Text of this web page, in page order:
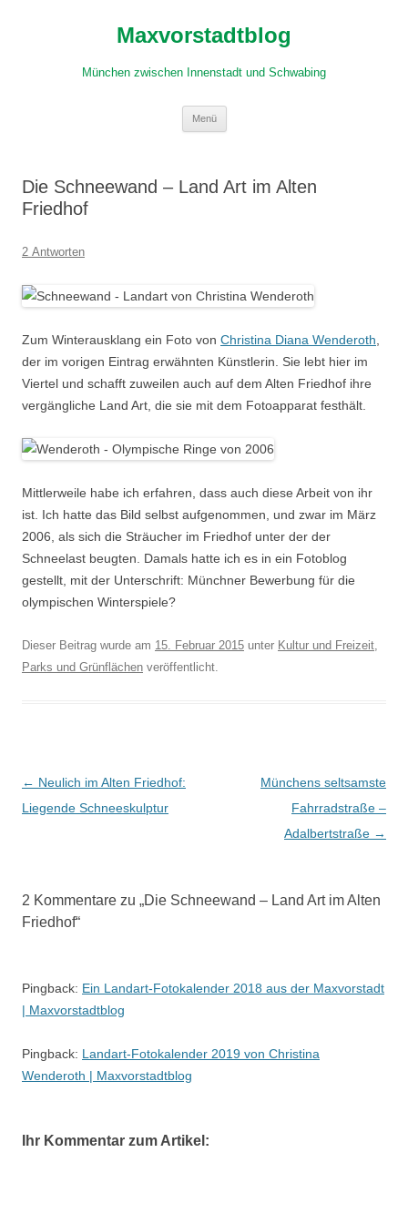
Maxvorstadtblog
München zwischen Innenstadt und Schwabing
Menü
Die Schneewand – Land Art im Alten
Friedhof
2 Antworten
Zum Winterausklang ein Foto von Christina Diana Wenderoth
der im vorigen Eintrag erwähnten Künstlerin. Sie lebt hier im
Viertel und schafft zuweilen auch auf dem Alten Friedhof ihre
vergängliche Land Art, die sie mit dem Fotoapparat festhält.
Mittlerweile habe ich erfahren, dass auch diese Arbeit von ihr
ist. Ich hatte das Bild selbst aufgenommen, und zwar im März
2006, als sich die Sträucher im Friedhof unter der der
Schneelast beugten. Damals hatte ich es in ein Fotoblog
gestellt, mit der Unterschrift: Münchner Bewerbung für die
olympischen Winterspiele?
Dieser Beitrag wurde am 15. Februar 2015 unter Kultur und Freizeit,
Parks und Grünflächen veröffentlicht.
Beitragsnavigation
← Neulich im Alten Friedhof:
Liegende Schneeskulptur
Münchens seltsamste
Fahrradstraße –
Adalbertstraße →
2 Kommentare zu „Die Schneewand – Land Art im Alten
Friedhof“
Pingback: Ein Landart-Fotokalender 2018 aus der Maxvorstadt
| Maxvorstadtblog
Pingback: Landart-Fotokalender 2019 von Christina
Wenderoth | Maxvorstadtblog
Ihr Kommentar zum Artikel: